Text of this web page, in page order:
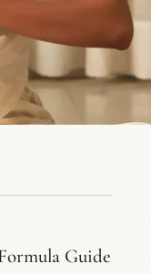
Guide